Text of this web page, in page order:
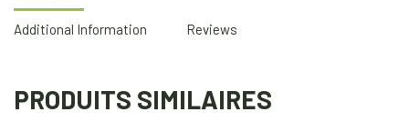
Additional Information Reviews
PRODUITS SIMILAIRES